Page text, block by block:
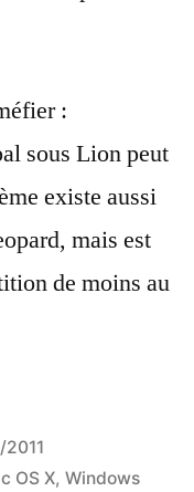
:
sous Lion peut
existe aussi
mais est
de moins au
:
OS X, Windows